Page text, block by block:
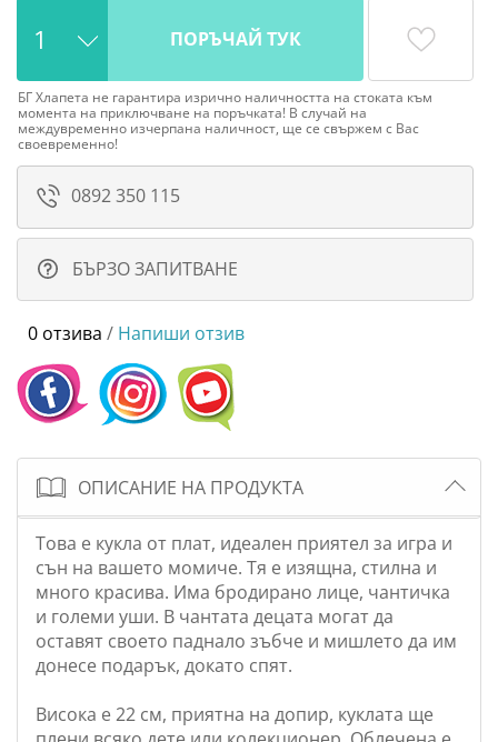
ПОРЪЧАЙ ТУК
БГ Хлапета не гарантира изрично наличността на стоката към
момента на приключване на поръчката! В случай на
междувременно изчерпана наличност, ще се свържем с Вас
своевременно!
0892 350 115
БЪРЗО ЗАПИТВАНЕ
0 отзива / Напиши отзив
ОПИСАНИЕ НА ПРОДУКТА
Това е кукла от плат, идеален приятел за игра и
сън на вашето момиче. Тя е изящна, стилна и
много красива. Има бродирано лице, чантичка
и големи уши. В чантата децата могат да
оставят своето паднало зъбче и мишлето да им
донесе подарък, докато спят.
Висока е 22 см, приятна на допир, куклата ще